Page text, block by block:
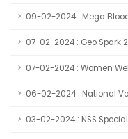
09-02-2024 : Mega
07-02-2024 : Geo Spark
07-02-2024 : Women
06-02-2024 : National
03-02-2024 : NSS